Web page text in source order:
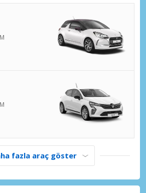
M
M
fazla araç göster